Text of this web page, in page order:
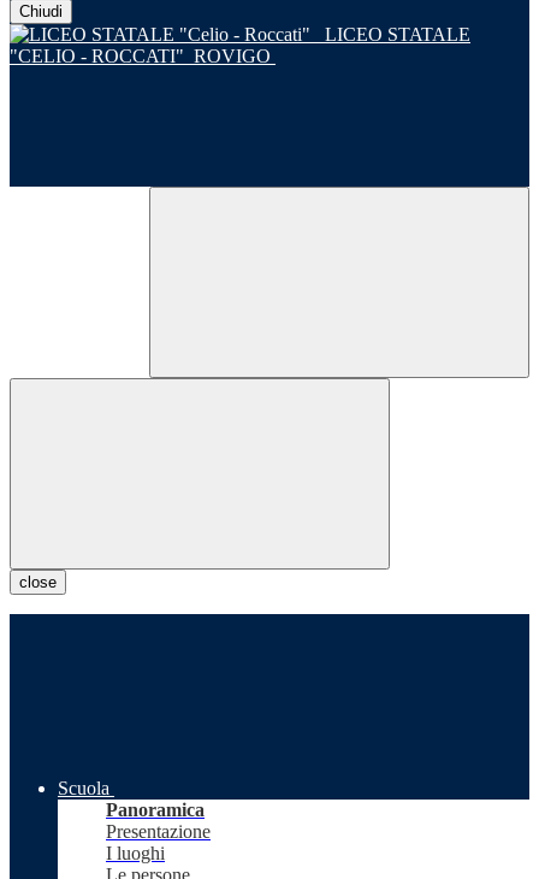
Chiudi
LICEO STATALE
"CELIO - ROCCATI" ROVIGO
close
Scuola
Panoramica
Presentazione
I luoghi